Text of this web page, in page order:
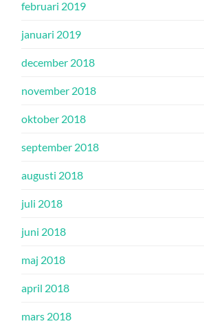
februari 2019
januari 2019
december 2018
november 2018
oktober 2018
september 2018
augusti 2018
juli 2018
juni 2018
maj 2018
april 2018
mars 2018